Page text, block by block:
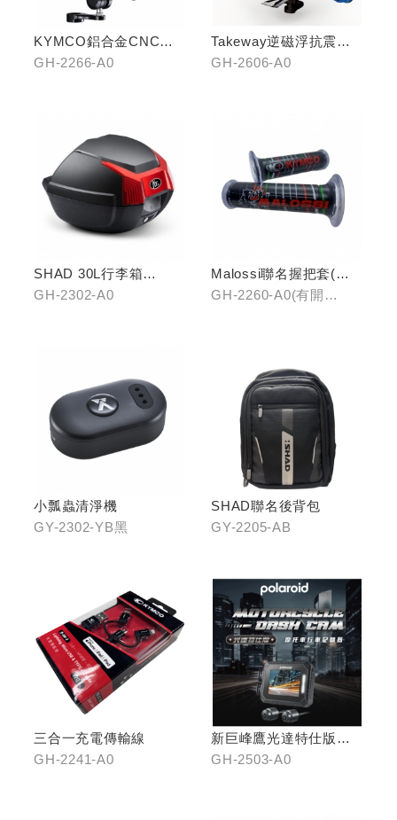
KYMCO鋁合金CNC減
震手機架
GH-2266-A0
Takeway逆磁浮抗震手
機架
GH-2606-A0
SHAD 30L行李箱
(KYMCO專屬款)
GH-2302-A0
Malossi聯名握把套(有
開口)/(無開口)
GH-2260-A0(有開
小瓢蟲清淨機
GY-2302-YB黑
SHAD聯名後背包
GY-2205-AB
三合一充電傳輸線
GH-2241-A0
新巨峰鷹光達特仕版行
車紀錄器
GH-2503-A0